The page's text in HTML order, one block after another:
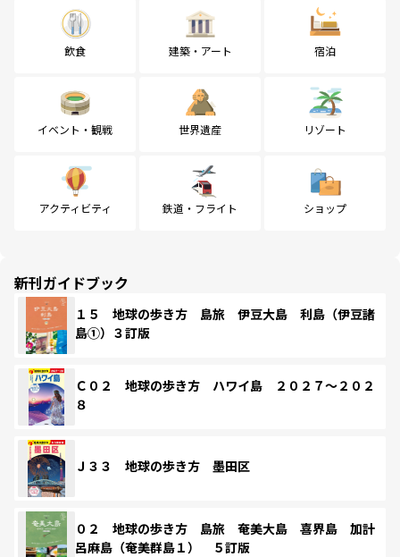
飲食 建築・アート 宿泊
イベント・観戦 世界遺産 リゾート
アクティビティ 鉄道・フライト ショップ
新刊ガイドブック
１５ 地球の歩き方 島旅 伊豆大島 利島（伊豆諸
島①）３訂版
Ｃ０２ 地球の歩き方 ハワイ島 ２０２７～２０２
８
Ｊ３３ 地球の歩き方 墨田区
０２ 地球の歩き方 島旅 奄美大島 喜界島 加計
呂麻島（奄美群島１） ５訂版